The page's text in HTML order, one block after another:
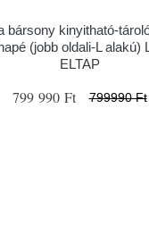
bársony kinyitható-
(jobb oldali-L alakú)
ELTAP
799 990 Ft 799990 Ft